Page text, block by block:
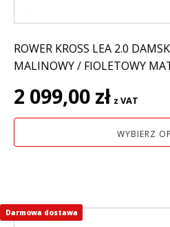
ROWER KROSS LEA 2.0
MALINOWY / FIOLETOWY
2 099,00 zł z VAT
WYBIERZ
Ten
Darmowa dostawa